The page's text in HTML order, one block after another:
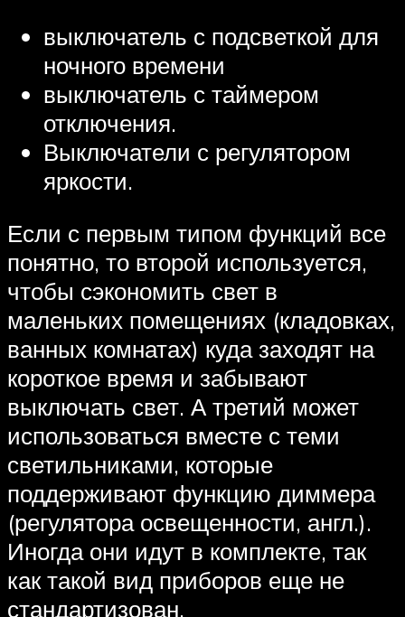
выключатель с подсветкой для
ночного времени
выключатель с таймером
отключения.
Выключатели с регулятором
яркости.
Если с первым типом функций все
понятно, то второй используется,
чтобы сэкономить свет в
маленьких помещениях (кладовках,
ванных комнатах) куда заходят на
короткое время и забывают
выключать свет. А третий может
использоваться вместе с теми
светильниками, которые
поддерживают функцию диммера
(регулятора освещенности, англ.).
Иногда они идут в комплекте, так
как такой вид приборов еще не
стандартизован.